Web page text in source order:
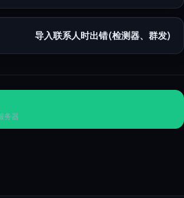
导入联系人时出错(检测器、群发)
务器